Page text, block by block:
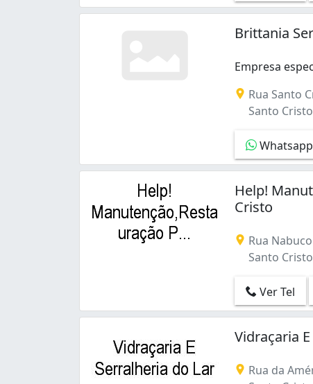
Gávea (3)
Jardim Guanabara (1)
Jardim Sulacap (1)
Laranjeiras (1)
Leblon (1)
Lins de Vasconcelos (2)
Maracanã (2)
Maria da Graça (1)
Maré (4)
Méier (3)
Brittania
Empresa
Rua Santo
Santo
Whatsapp
Help!
Cristo
Rua
Santo
Ver Tel
Vidraçaria
Rua da